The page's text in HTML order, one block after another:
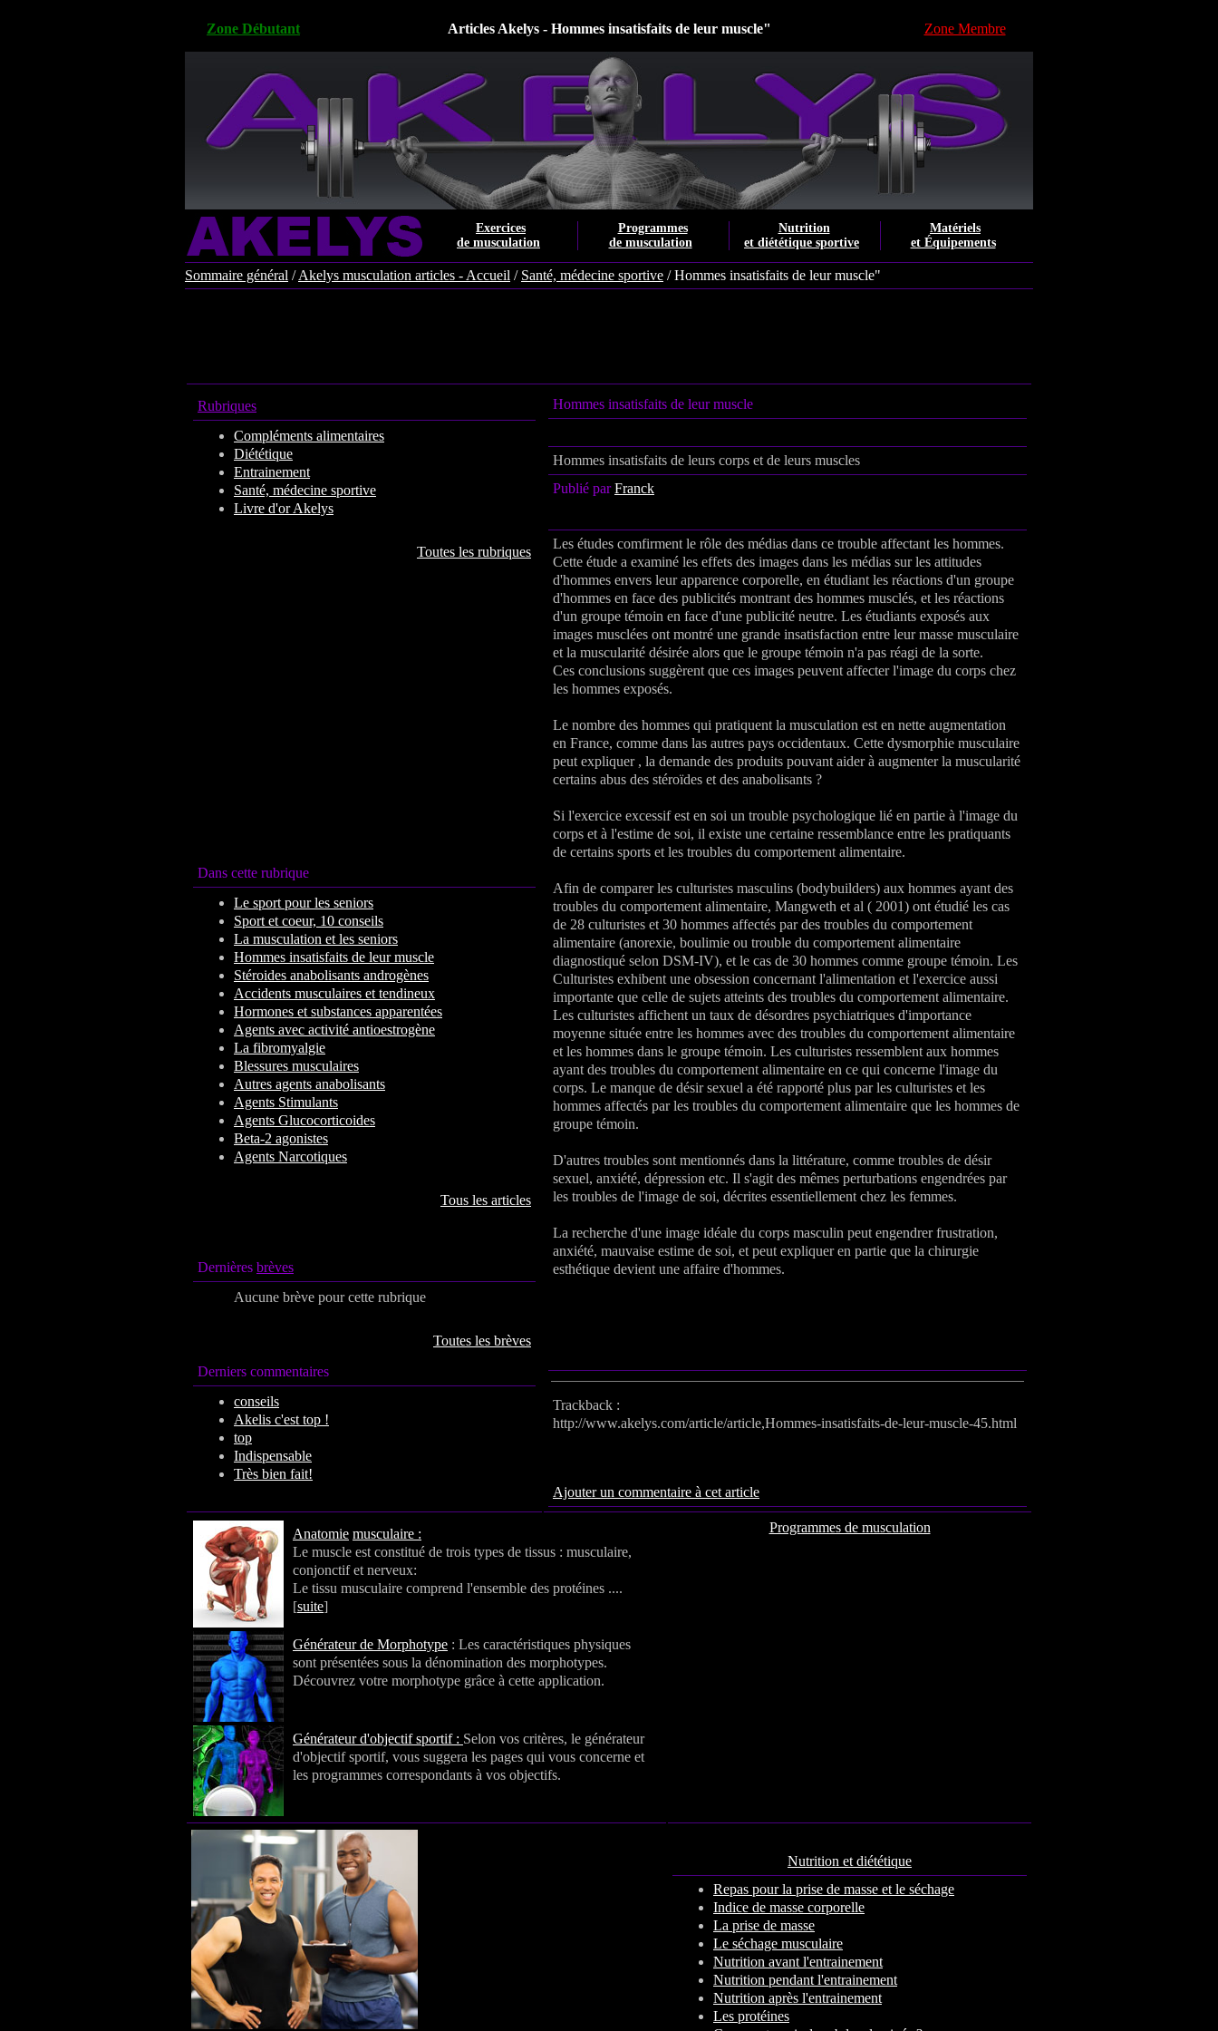
Zone Débutant Articles Akelys - Hommes insatisfaits de leur muscle" Zone Membre
Exercices
de musculation
Programmes
de musculation
Nutrition
et diététique sportive
Matériels
et Équipements
Sommaire général /Akelys musculation articles - Accueil / Santé, médecine sportive / Hommes insatisfaits de leur muscle"
Rubriques
Compléments alimentaires
Diététique
Entrainement
Santé, médecine sportive
Livre d'or Akelys
Toutes les rubriques
Dans cette rubrique
Le sport pour les seniors
Sport et coeur, 10 conseils
La musculation et les seniors
Hommes insatisfaits de leur muscle
Stéroides anabolisants androgènes
Accidents musculaires et tendineux
Hormones et substances apparentées
Agents avec activité antioestrogène
La fibromyalgie
Blessures musculaires
Autres agents anabolisants
Agents Stimulants
Agents Glucocorticoides
Beta-2 agonistes
Agents Narcotiques
Tous les articles
Dernières brèves
Aucune brève pour cette rubrique
Toutes les brèves
Derniers commentaires
conseils
Akelis c'est top !
top
Indispensable
Très bien fait!
Hommes insatisfaits de leur muscle
Hommes insatisfaits de leurs corps et de leurs muscles
Publié parFranck
Les études comfirment le rôle des médias dans ce trouble affectant les hommes.
Cette étude a examiné les effets des images dans les médias sur les attitudes
d'hommes envers leur apparence corporelle, en étudiant les réactions d'un groupe
d'hommes en face des publicités montrant des hommes musclés, et les réactions
d'un groupe témoin en face d'une publicité neutre. Les étudiants exposés aux
images musclées ont montré une grande insatisfaction entre leur masse musculaire
et la muscularité désirée alors que le groupe témoin n'a pas réagi de la sorte.
Ces conclusions suggèrent que ces images peuvent affecter l'image du corps chez
les hommes exposés.
Le nombre des hommes qui pratiquent la musculation est en nette augmentation
en France, comme dans las autres pays occidentaux. Cette dysmorphie musculaire
peut expliquer , la demande des produits pouvant aider à augmenter la muscularité
certains abus des stéroïdes et des anabolisants ?
Si l'exercice excessif est en soi un trouble psychologique lié en partie à l'image du
corps et à l'estime de soi, il existe une certaine ressemblance entre les pratiquants
de certains sports et les troubles du comportement alimentaire.
Afin de comparer les culturistes masculins (bodybuilders) aux hommes ayant des
troubles du comportement alimentaire, Mangweth et al ( 2001) ont étudié les cas
de 28 culturistes et 30 hommes affectés par des troubles du comportement
alimentaire (anorexie, boulimie ou trouble du comportement alimentaire
diagnostiqué selon DSM-IV), et le cas de 30 hommes comme groupe témoin. Les
Culturistes exhibent une obsession concernant l'alimentation et l'exercice aussi
importante que celle de sujets atteints des troubles du comportement alimentaire.
Les culturistes affichent un taux de désordres psychiatriques d'importance
moyenne située entre les hommes avec des troubles du comportement alimentaire
et les hommes dans le groupe témoin. Les culturistes ressemblent aux hommes
ayant des troubles du comportement alimentaire en ce qui concerne l'image du
corps. Le manque de désir sexuel a été rapporté plus par les culturistes et les
hommes affectés par les troubles du comportement alimentaire que les hommes de
groupe témoin.
D'autres troubles sont mentionnés dans la littérature, comme troubles de désir
sexuel, anxiété, dépression etc. Il s'agit des mêmes perturbations engendrées par
les troubles de l'image de soi, décrites essentiellement chez les femmes.
La recherche d'une image idéale du corps masculin peut engendrer frustration,
anxiété, mauvaise estime de soi, et peut expliquer en partie que la chirurgie
esthétique devient une affaire d'hommes.
Trackback :
http://www.akelys.com/article/article,Hommes-insatisfaits-de-leur-muscle-45.html
Ajouter un commentaire à cet article
Anatomie musculaire :
Le muscle est constitué de trois types de tissus : musculaire,
conjonctif et nerveux:
Le tissu musculaire comprend l'ensemble des protéines ....
[suite]
Générateur de Morphotype : Les caractéristiques physiques
sont présentées sous la dénomination des morphotypes.
Découvrez votre morphotype grâce à cette application.
Générateur d'objectif sportif : Selon vos critères, le générateur
d'objectif sportif, vous suggera les pages qui vous concerne et
les programmes correspondants à vos objectifs.
Programmes de musculation
Nutrition et diététique
Repas pour la prise de masse et le séchage
Indice de masse corporelle
La prise de masse
Le séchage musculaire
Nutrition avant l'entrainement
Nutrition pendant l'entrainement
Nutrition après l'entrainement
Les protéines